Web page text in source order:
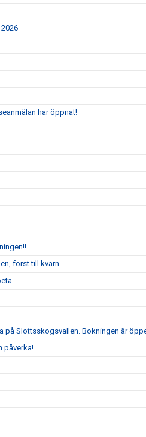
har öppnat!
först till kvarn
på Slottsskogsvallen. Bokningen är
påverka!